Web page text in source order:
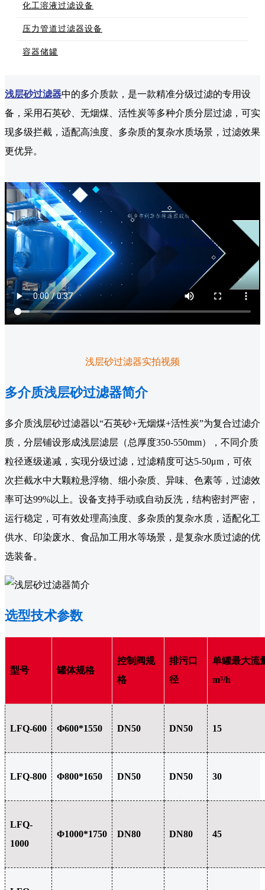
化工溶液过滤设备
压力管道过滤器设备
容器储罐
浅层砂过滤器中的多介质款，是一款精准分级过滤的专用设
备，采用石英砂、无烟煤、活性炭等多种介质分层过滤，可实
现多级拦截，适配高浊度、多杂质的复杂水质场景，过滤效果
更优异。
浅层砂过滤器实拍视频
多介质浅层砂过滤器简介
多介质浅层砂过滤器以“石英砂+无烟煤+活性炭”为复合过滤介
质，分层铺设形成浅层滤层（总厚度350-550mm），不同介质
粒径逐级递减，实现分级过滤，过滤精度可达5-50μm，可依
次拦截水中大颗粒悬浮物、细小杂质、异味、色素等，过滤效
率可达99%以上。设备支持手动或自动反洗，结构密封严密，
运行稳定，可有效处理高浊度、多杂质的复杂水质，适配化工
供水、印染废水、食品加工用水等场景，是复杂水质过滤的优
选装备。
选型技术参数
型号 罐体规格
控制阀规
格
排污口
径
单罐最大流
m³/h
LFQ-600 Φ600*1550 DN50 DN50 15
LFQ-800 Φ800*1650 DN50 DN50 30
LFQ-
1000
Φ1000*1750 DN80 DN80 45